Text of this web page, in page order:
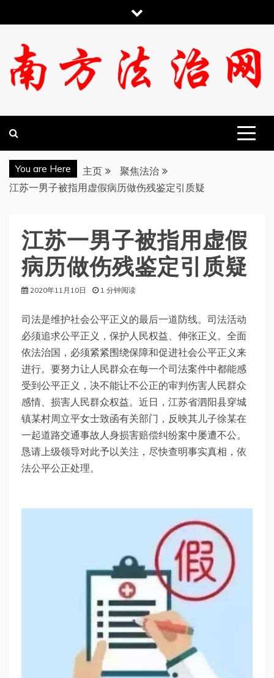
至
You are Here 主页
聚焦法治
江苏一男子被指用虚假病历做伤残鉴定引质疑
江苏一男子被指用虚假
病历做伤残鉴定引质疑
2020年11月10日 1 分钟阅读
司法是维护社会公平正义的最后一道防线。司法活动
必须追求公平正义，保护人民权益、伸张正义。全面
依法治国，必须紧紧围绕保障和促进社会公平正义来
进行。要努力让人民群众在每一个司法案件中都能感
受到公平正义，决不能让不公正的审判伤害人民群众
感情、损害人民群众权益。近日，江苏省泗阳县穿城
镇某村周立平女士致函有关部门，反映其儿子徐某在
一起道路交通事故人身损害赔偿纠纷案中屡遭不公。
恳请上级领导对此予以关注，尽快查明事实真相，依
法公平公正处理。